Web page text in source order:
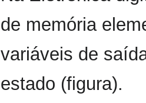
de memória
variáveis de
estado (figura).